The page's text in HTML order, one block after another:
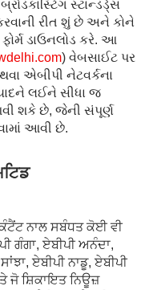
સ્ટાન્ડર્ડ્સ
રીત શું છે અને કોને
ફોર્મ ડાઉનલોડ કરે. આ
) વેબસાઈટ પર
એબીપી નેટવર્કના
લઈને સીધા જ
શકે છે, જેની સંપૂર્ણ
આવી છે.
ਨਾਲ ਸਬੰਧਤ ਕੋਈ ਵੀ
ਗੰਗਾ, ਏਬੀਪੀ ਅਨੰਦਾ,
ਏਬੀਪੀ ਨਾਡੂ, ਏਬੀਪੀ
ਜੋ ਸ਼ਿਕਾਇਤ ਨਿਊਜ਼